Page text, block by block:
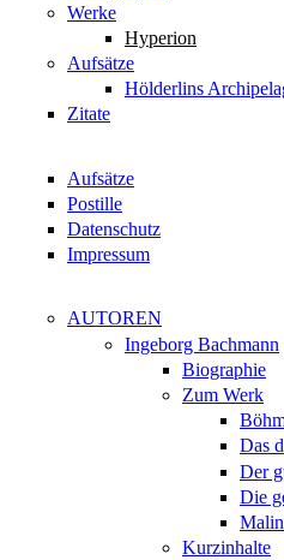
Werke
Hyperion
Aufsätze
Hölderlins
Zitate
Aufsätze
Postille
Datenschutz
Impressum
AUTOREN
Ingeborg Bachmann
Biographie
Zum Werk
Das
Der
Die
Kurzinhalte